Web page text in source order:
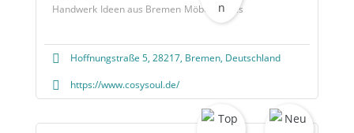
Handwerk Ideen aus Bremen Möbel Neues
Hoffnungstraße 5, 28217, Bremen, Deutschland
https://www.cosysoul.de/